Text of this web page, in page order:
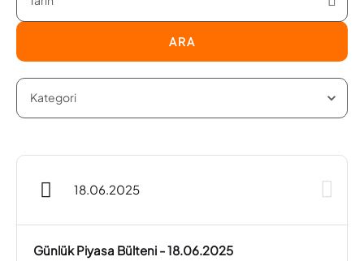
ARA
18.06.2025
Günlük Piyasa Bülteni - 18.06.2025